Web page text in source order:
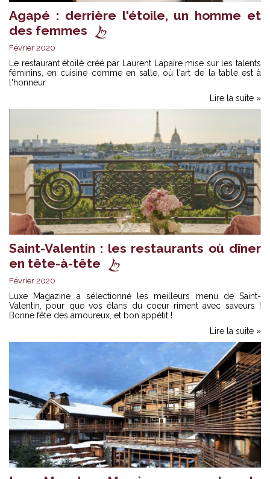
Agapé : derrière l'étoile, un homme et
des femmes
Février 2020
Le restaurant étoilé créé par Laurent Lapaire mise sur les talents
féminins, en cuisine comme en salle, où l'art de la table est à
l'honneur.
Lire la suite »
Saint-Valentin : les restaurants où dîner
en tête-à-tête
Février 2020
Luxe Magazine a sélectionné les meilleurs menu de Saint-
Valentin, pour que vos élans du coeur riment avec saveurs !
Bonne fête des amoureux, et bon appétit !
Lire la suite »